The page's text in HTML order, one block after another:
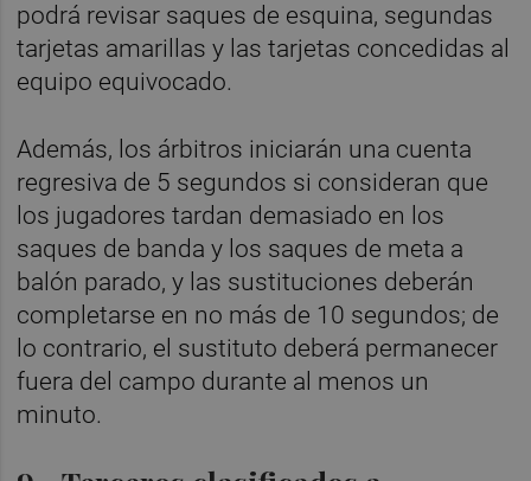
podrá revisar saques de esquina, segundas
tarjetas amarillas y las tarjetas concedidas al
equipo equivocado.
Además, los árbitros iniciarán una cuenta
regresiva de 5 segundos si consideran que
los jugadores tardan demasiado en los
saques de banda y los saques de meta a
balón parado, y las sustituciones deberán
completarse en no más de 10 segundos; de
lo contrario, el sustituto deberá permanecer
fuera del campo durante al menos un
minuto.